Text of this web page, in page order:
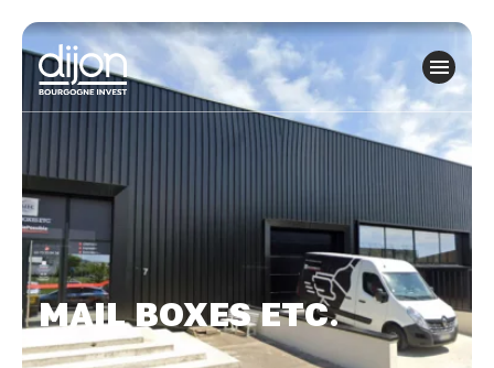
MAIL BOXES ETC.